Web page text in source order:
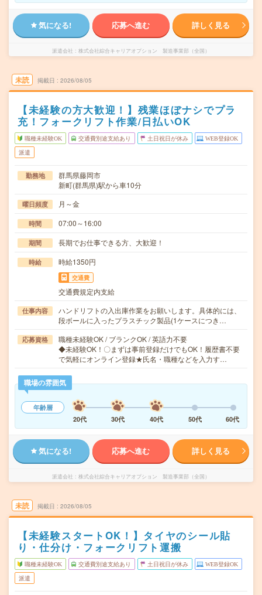
気になる! 応募へ進む 詳しく見る
派遣会社 株式会社綜合キャリアオプション 製造事業部（全国）
未読 掲載日 2026/08/05
【未経験の方大歓迎！】残業ほぼナシでプラ
充！フォークリフト作業/日払いOK
職種未経験OK 交通費別途支給あり 土日祝日が休み WEB登録OK
派遣
勤務地
群馬県藤岡市
新町(群馬県)駅から車10分
曜日頻度 月～金
時間 07:00～16:00
期間 長期でお仕事できる方、大歓迎！
時給 時給1350円
交通費
交通費規定内支給
仕事内容
ハンドリフトの入出庫作業をお願いします。具体的には、
段ボールに入ったプラスチック製品(1ケースにつき…
応募資格
職種未経験OK / ブランクOK / 英語力不要
◆未経験OK！〇まずは事前登録だけでもOK！履歴書不要
で気軽にオンライン登録★氏名・職種などを入力す…
職場の雰囲気
年齢層
20代
30代 40代 50代 60代
気になる! 応募へ進む 詳しく見る
派遣会社 株式会社綜合キャリアオプション 製造事業部（全国）
未読 掲載日 2026/08/05
【未経験スタートOK！】タイヤのシール貼
り・仕分け・フォークリフト運搬
職種未経験OK 交通費別途支給あり 土日祝日が休み WEB登録OK
派遣